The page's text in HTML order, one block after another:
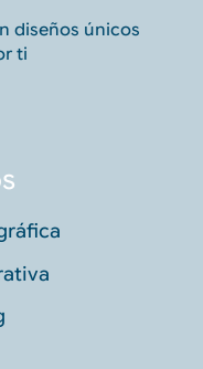
diseños únicos
ti